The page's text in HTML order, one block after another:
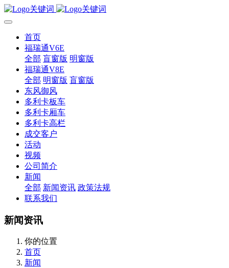
首页
福瑞通V6E
全部 盲窗版 明窗版
福瑞通V8E
全部 明窗版 盲窗版
东风御风
多利卡板车
多利卡厢车
多利卡高栏
成交客户
活动
视频
公司简介
新闻
全部 新闻资讯 政策法规
联系我们
新闻资讯
你的位置
首页
新闻